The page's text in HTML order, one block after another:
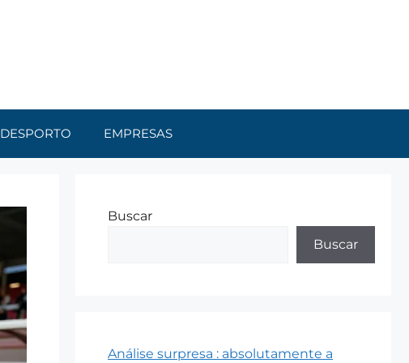
DESPORTO EMPRESAS
Buscar
Buscar
Análise surpresa : absolutamente a